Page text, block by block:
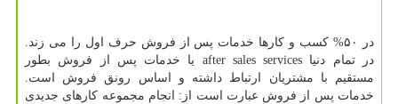
در ۵۰% کسب و کارها خدمات پس از فروش حرف اول را می زند.
در تمام دنیا after sales services یا خدمات پس از فروش بطور
مستقیم با مشتریان ارتباط داشته و اساس رونق فروش است.
خدمات پس از فروش عبارت است از: انجام مجموعه کارهای جدیدی